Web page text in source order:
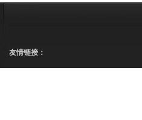
友情链接：